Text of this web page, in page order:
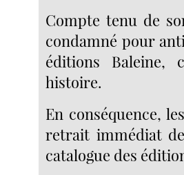
Compte tenu de
condamné pour
éditions Baleine,
histoire.
En conséquence,
retrait immédiat
catalogue des